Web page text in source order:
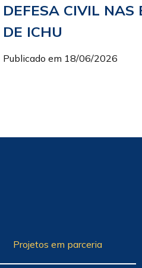
DEFESA CIVIL NAS
DE ICHU
Publicado em 18/06/2026
Projetos em parceria